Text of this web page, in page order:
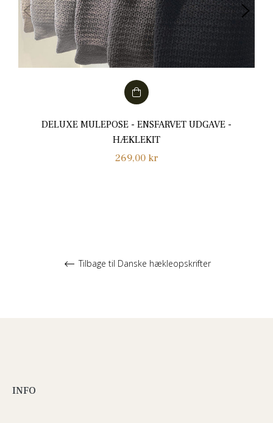
DELUXE MULEPOSE - ENSFARVET UDGAVE -
HÆKLEKIT
Normalpris
269,00 kr
Tilbage til Danske hækleopskrifter
INFO